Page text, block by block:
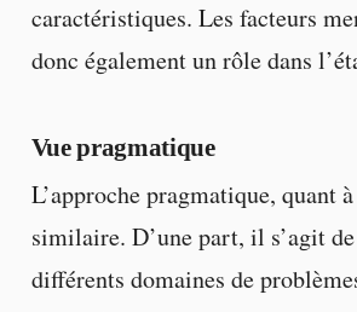
caractéristiques. Les facteurs
donc également un rôle dans
Vue pragmatique
L’approche pragmatique, quant
similaire. D’une part, il s’agit
différents domaines de